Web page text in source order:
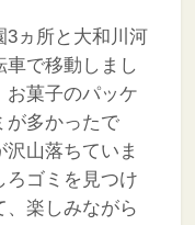
3ヵ所と大和川河
車で移動しまし
お菓子のパッケ
が多かったで
山落ちていま
ろゴミを見つけ
、楽しみながら